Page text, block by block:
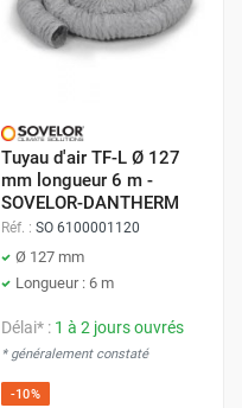
Tuyau d'air TF-L Ø 127
mm longueur 6 m -
SOVELOR-DANTHERM
Réf. : SO 6100001120
Ø 127 mm
Longueur : 6 m
Délai* : 1 à 2 jours ouvrés
* généralement constaté
-10%